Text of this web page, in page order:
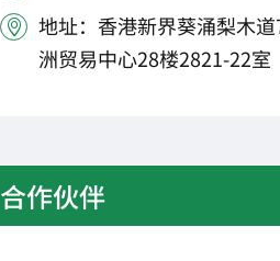
 地址：香港新界葵涌梨木
洲贸易中心28楼2821-22室
合作伙伴